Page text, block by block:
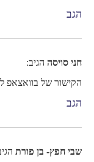
הגב
חני סויסה הגיב:
הקישור של בוואצאפ
הגב
שבי חפץ- בן פורת